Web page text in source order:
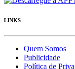
LINKS
Quem Somos
Publicidade
Política de